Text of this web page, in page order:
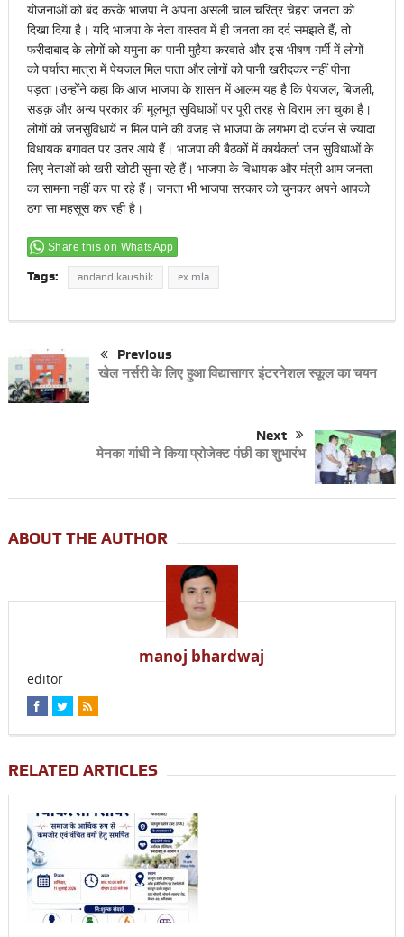
योजनाओं को बंद करके भाजपा ने अपना असली चाल चरित्र चेहरा जनता को
दिखा दिया है। यदि भाजपा के नेता वास्तव में ही जनता का दर्द समझते हैं, तो
फरीदाबाद के लोगों को यमुना का पानी मुहैया करवाते और इस भीषण गर्मी में लोगों
को पर्याप्त मात्रा में पेयजल मिल पाता और लोगों को पानी खरीदकर नहीं पीना
पड़ता।उन्होंने कहा कि आज भाजपा के शासन में आलम यह है कि पेयजल, बिजली,
सडक़ और अन्य प्रकार की मूलभूत सुविधाओं पर पूरी तरह से विराम लग चुका है।
लोगों को जनसुविधायें न मिल पाने की वजह से भाजपा के लगभग दो दर्जन से ज्यादा
विधायक बगावत पर उतर आये हैं। भाजपा की बैठकों में कार्यकर्ता जन सुविधाओं के
लिए नेताओं को खरी-खोटी सुना रहे हैं। भाजपा के विधायक और मंत्री आम जनता
का सामना नहीं कर पा रहे हैं। जनता भी भाजपा सरकार को चुनकर अपने आपको
ठगा सा महसूस कर रही है।
Share this on WhatsApp
Tags: andand kaushik ex mla
Previous
खेल नर्सरी के लिए हुआ विद्यासागर इंटरनेशल स्कूल का चयन
Next
मेनका गांधी ने किया प्रोजेक्ट पंछी का शुभारंभ
ABOUT THE AUTHOR
manoj bhardwaj
editor
RELATED ARTICLES